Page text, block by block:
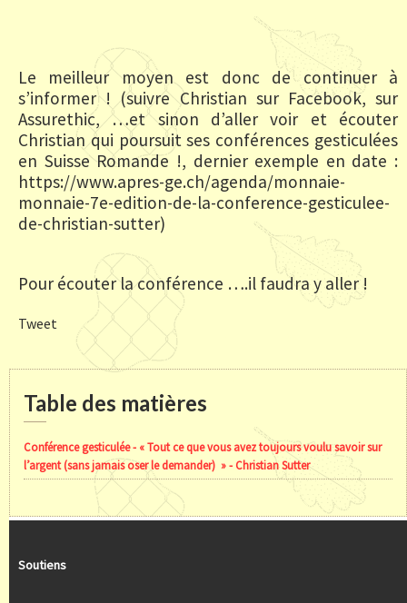
Le meilleur moyen est donc de continuer à
s’informer ! (suivre Christian sur Facebook, sur
Assurethic, …et sinon d’aller voir et écouter
Christian qui poursuit ses conférences gesticulées
en Suisse Romande !, dernier exemple en date :
https://www.apres-ge.ch/agenda/monnaie-
monnaie-7e-edition-de-la-conference-gesticulee-
de-christian-sutter)
Pour écouter la conférence ….il faudra y aller !
Tweet
Table des matières
Conférence gesticulée - « Tout ce que vous avez toujours voulu savoir sur
l’argent (sans jamais oser le demander) » - Christian Sutter
Soutiens